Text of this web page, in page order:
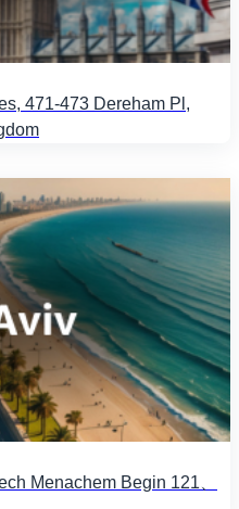
471-473 Dereham Pl,
Menachem Begin 121、